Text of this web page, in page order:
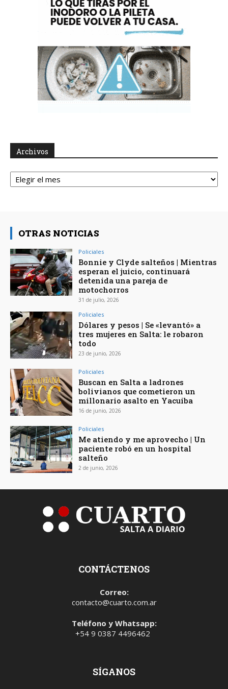
Archivos
Archivos
OTRAS NOTICIAS
Policiales
Bonnie y Clyde salteños | Mientras
esperan el juicio, continuará
detenida una pareja de
motochorros
31 de julio, 2026
Policiales
Dólares y pesos | Se «levantó» a
tres mujeres en Salta: le robaron
todo
23 de junio, 2026
Policiales
Buscan en Salta a ladrones
bolivianos que cometieron un
millonario asalto en Yacuiba
16 de junio, 2026
Policiales
Me atiendo y me aprovecho | Un
paciente robó en un hospital
salteño
2 de junio, 2026
CONTÁCTENOS
Correo:
contacto@cuarto.com.ar
Teléfono y Whatsapp:
+54 9 0387 4496462
SÍGANOS